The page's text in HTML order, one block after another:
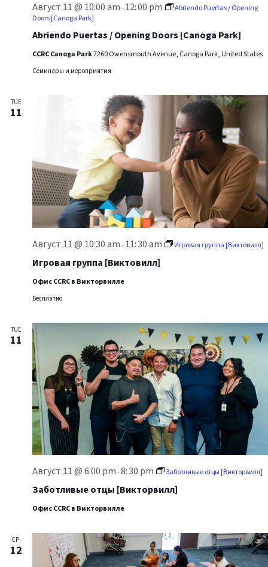
Abriendo Puertas / Opening Doors [Canoga Park]
Август 11 @ 10:00 am-12:00 pm
Abriendo Puertas / Opening
Doors [Canoga Park]
CCRC Canoga Park7260 Owensmouth Avenue, Canoga Park, United States
Семинары и мероприятия
TUE
11
Игровая группа [Виктовилл]
Август 11 @ 10:30 am-11:30 am Игровая группа [Виктовилл]
Офис CCRC в Викторвилле
Бесплатно
TUE
11
Заботливые отцы [Викторвилл]
Август 11 @ 6:00 pm-8:30 pm Заботливые отцы [Викторвилл]
Офис CCRC в Викторвилле
СР.
12